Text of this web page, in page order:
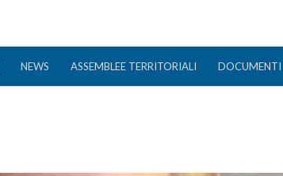
NEWS ASSEMBLEE TERRITORIALI DOCUMENTI